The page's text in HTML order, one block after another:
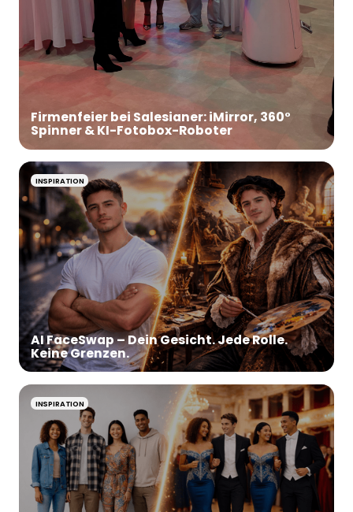
Firmenfeier bei Salesianer: iMirror, 360°
Spinner & KI-Fotobox-Roboter
INSPIRATION
AI FaceSwap – Dein Gesicht. Jede Rolle.
Keine Grenzen.
INSPIRATION